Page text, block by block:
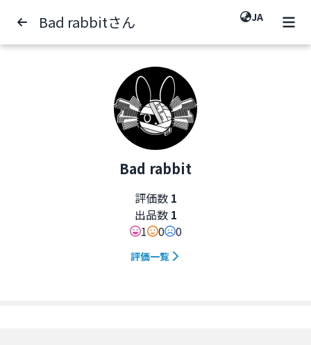
Bad rabbitさん JA
Bad rabbit
評価数 1
出品数 1
1
0 0
評価一覧